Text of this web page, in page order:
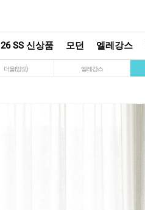
26 SS 신상품 모던 엘레강스
더울(양모) 엘레강스